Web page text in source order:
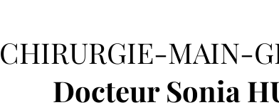
CHIRURGIE-MAIN-
Docteur Sonia